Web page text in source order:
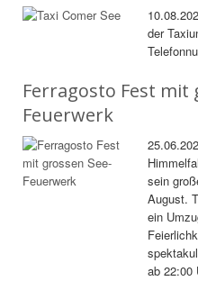
der
Ferragosto Fest mit
Feuerwerk
sein
August.
ein
ab